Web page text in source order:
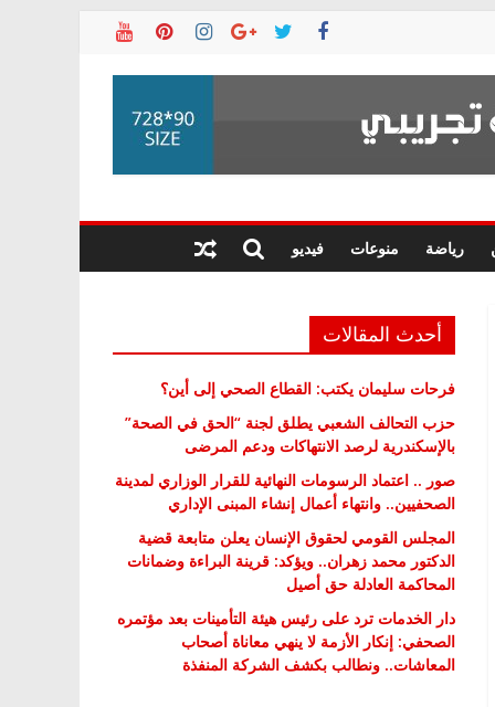
رياضة منوعات فيديو
أحدث المقالات
فرحات سليمان يكتب: القطاع الصحي إلى أين؟
حزب التحالف الشعبي يطلق لجنة “الحق في الصحة”
بالإسكندرية لرصد الانتهاكات ودعم المرضى
صور .. اعتماد الرسومات النهائية للقرار الوزاري لمدينة
الصحفيين.. وانتهاء أعمال إنشاء المبنى الإداري
المجلس القومي لحقوق الإنسان يعلن متابعة قضية
الدكتور محمد زهران.. ويؤكد: قرينة البراءة وضمانات
المحاكمة العادلة حق أصيل
دار الخدمات ترد على رئيس هيئة التأمينات بعد مؤتمره
الصحفي: إنكار الأزمة لا ينهي معاناة أصحاب
المعاشات.. ونطالب بكشف الشركة المنفذة